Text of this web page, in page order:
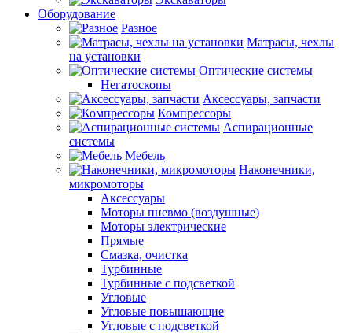
Оборудование
Разное
Матрасы, чехлы
на установки
Оптические системы
Негатоскопы
Аксессуары, запчасти
Компрессоры
Аспирационные
системы
Мебель
Наконечники,
микромоторы
Аксессуары
Моторы пневмо (воздушные)
Моторы электрические
Прямые
Смазка, очистка
Турбинные
Турбинные с подсветкой
Угловые
Угловые повышающие
Угловые с подсветкой